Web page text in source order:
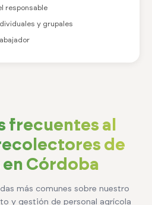
responsable
y grupales
frecuentes al
de
Córdoba
más comunes sobre nuestro
y gestión de personal agrícola